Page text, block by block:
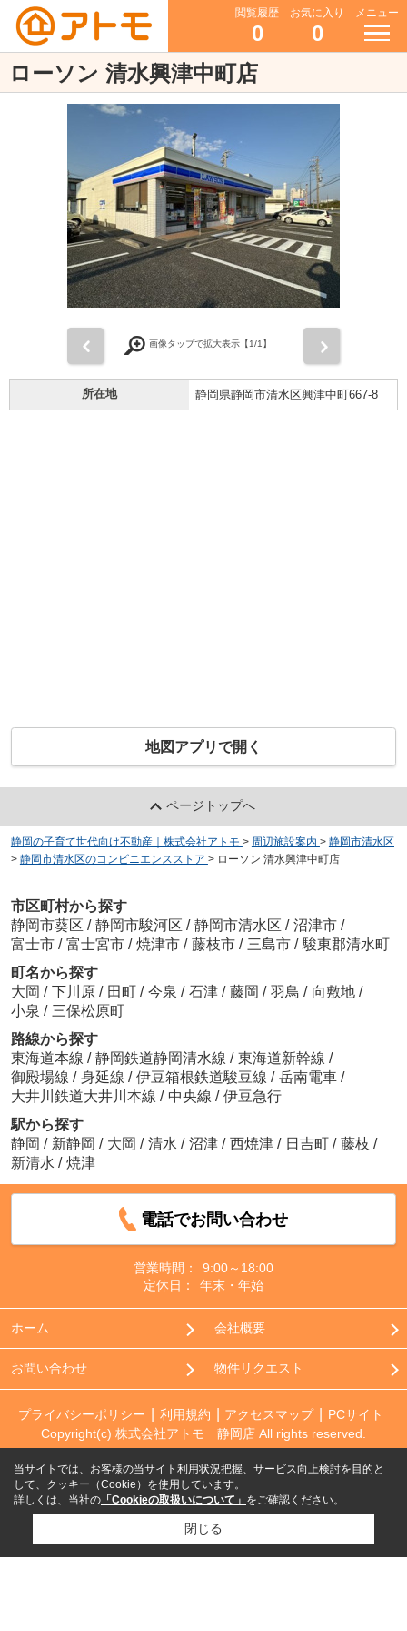
閲覧履歴
0
お気に入り
0
メニュー
ローソン 清水興津中町店
画像タップで拡大表示【1/1】
所在地 静岡県静岡市清水区興津中町667-8
地図アプリで開く
ページトップへ
静岡の子育て世代向け不動産｜株式会社アトモ > 周辺施設案内 > 静岡市清水区
> 静岡市清水区のコンビニエンスストア > ローソン 清水興津中町店
市区町村から探す
静岡市葵区 / 静岡市駿河区 / 静岡市清水区 / 沼津市 /
富士市 / 富士宮市 / 焼津市 / 藤枝市 / 三島市 / 駿東郡清水町
町名から探す
大岡 / 下川原 / 田町 / 今泉 / 石津 / 藤岡 / 羽鳥 / 向敷地 /
小泉 / 三保松原町
路線から探す
東海道本線 / 静岡鉄道静岡清水線 / 東海道新幹線 /
御殿場線 / 身延線 / 伊豆箱根鉄道駿豆線 / 岳南電車 /
大井川鉄道大井川本線 / 中央線 / 伊豆急行
駅から探す
静岡 / 新静岡 / 大岡 / 清水 / 沼津 / 西焼津 / 日吉町 / 藤枝 /
新清水 / 焼津
電話でお問い合わせ
営業時間：
9:00～18:00
定休日：
年末・年始
ホーム 会社概要
お問い合わせ 物件リクエスト
プライバシーポリシー 利用規約 アクセスマップ
PCサイト
Copyright(c) 株式会社アトモ 静岡店 All rights reserved.
当サイトでは、お客様の当サイト利用状況把握、サービス向上検討を目的と
して、クッキー（Cookie）を使用しています。
詳しくは、当社の 「Cookieの取扱いについて」 をご確認ください。
閉じる